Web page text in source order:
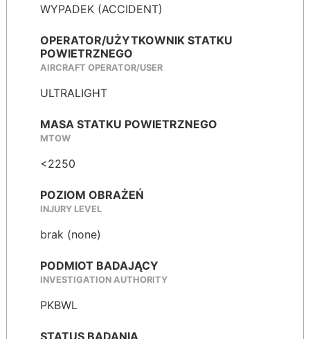
WYPADEK (ACCIDENT)
OPERATOR/UŻYTKOWNIK STATKU
POWIETRZNEGO
AIRCRAFT OPERATOR/USER
ULTRALIGHT
MASA STATKU POWIETRZNEGO
MTOW
<2250
POZIOM OBRAŻEŃ
INJURY LEVEL
brak (none)
PODMIOT BADAJĄCY
INVESTIGATION AUTHORITY
PKBWL
STATUS BADANIA